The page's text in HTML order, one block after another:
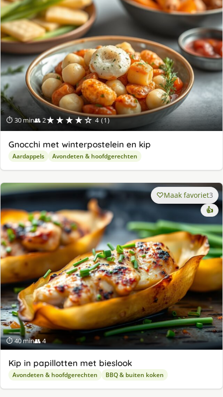
⏱ 30 min👥 2★★★★☆ 4 (1)
Gnocchi met winterpostelein en kip
Aardappels Avondeten & hoofdgerechten
⏱ 40 min👥 4
Maak favoriet3
👍
Kip in papillotten met bieslook
Avondeten & hoofdgerechten BBQ & buiten koken